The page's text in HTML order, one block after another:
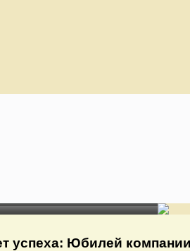
успеха: Юбилей